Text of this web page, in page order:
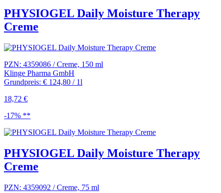
PHYSIOGEL Daily Moisture Therapy
Creme
PZN: 4359086 / Creme, 150 ml
Klinge Pharma GmbH
Grundpreis: € 124,80 / 1l
18,72 €
-17% **
PHYSIOGEL Daily Moisture Therapy
Creme
PZN: 4359092 / Creme, 75 ml